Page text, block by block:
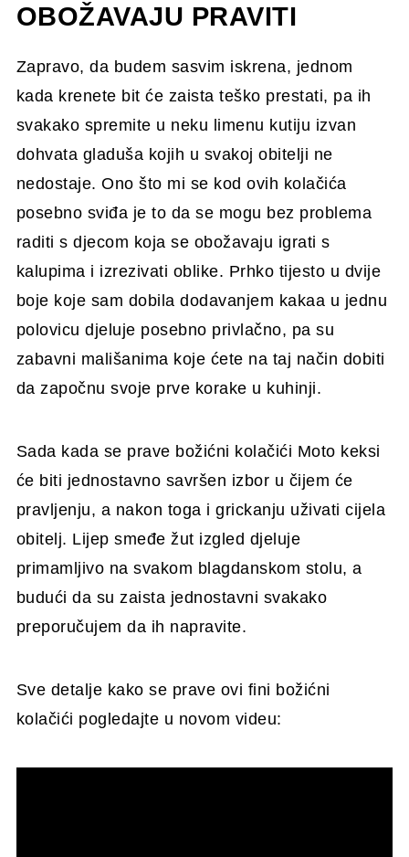
OBOŽAVAJU PRAVITI
Zapravo, da budem sasvim iskrena, jednom
kada krenete bit će zaista teško prestati, pa ih
svakako spremite u neku limenu kutiju izvan
dohvata gladuša kojih u svakoj obitelji ne
nedostaje. Ono što mi se kod ovih kolačića
posebno sviđa je to da se mogu bez problema
raditi s djecom koja se obožavaju igrati s
kalupima i izrezivati oblike. Prhko tijesto u dvije
boje koje sam dobila dodavanjem kakaa u jednu
polovicu djeluje posebno privlačno, pa su
zabavni mališanima koje ćete na taj način dobiti
da započnu svoje prve korake u kuhinji.
Sada kada se prave božićni kolačići Moto keksi
će biti jednostavno savršen izbor u čijem će
pravljenju, a nakon toga i grickanju uživati cijela
obitelj. Lijep smeđe žut izgled djeluje
primamljivo na svakom blagdanskom stolu, a
budući da su zaista jednostavni svakako
preporučujem da ih napravite.
Sve detalje kako se prave ovi fini božićni
kolačići pogledajte u novom videu: